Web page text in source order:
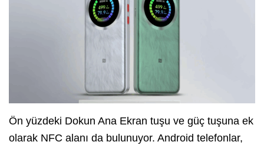
Ön yüzdeki Dokun Ana Ekran tuşu ve güç tuşuna ek
olarak NFC alanı da bulunuyor. Android telefonlar,